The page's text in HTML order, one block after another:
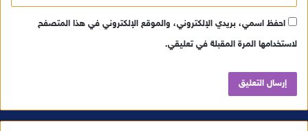
احفظ اسمي، بريدي الإلكتروني، والموقع الإلكتروني في هذا المتصفح
لاستخدامها المرة المقبلة في تعليقي.